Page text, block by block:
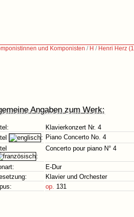
und Komponisten / H / Henri Herz
Angaben zum Werk:
Klavierkonzert Nr. 4
: Piano Concerto No. 4
:
Concerto pour piano N° 4
E-Dur
Klavier und Orchester
op. 131